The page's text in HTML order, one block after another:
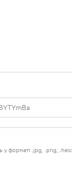
у форматі .jpg, .png, .heic